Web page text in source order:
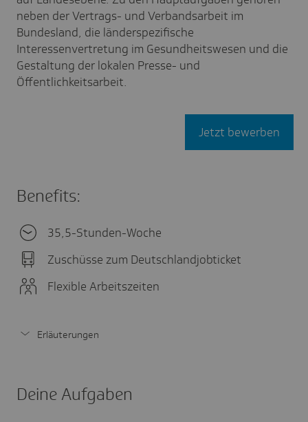
neben der Vertrags- und Verbandsarbeit im
Bundesland, die länderspezifische
Interessenvertretung im Gesundheitswesen und die
Gestaltung der lokalen Presse- und
Öffentlichkeitsarbeit.
Jetzt bewerben
Benefits:
35,5-Stunden-Woche
Zuschüsse zum Deutschlandjobticket
Flexible Arbeitszeiten
Erläu­te­rungen
Deine Aufgaben